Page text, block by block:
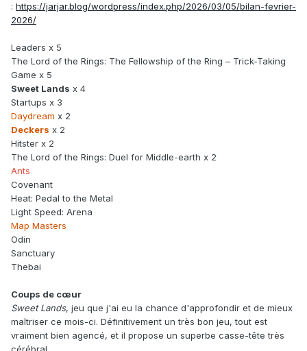
: https://jarjar.blog/wordpress/index.php/2026/03/05/bilan-fevrier-
2026/
Leaders x 5
The Lord of the Rings: The Fellowship of the Ring – Trick-Taking
Game x 5
Sweet Lands x 4
Startups x 3
Daydream x 2
Deckers x 2
Hitster x 2
The Lord of the Rings: Duel for Middle-earth x 2
Ants
Covenant
Heat: Pedal to the Metal
Light Speed: Arena
Map Masters
Odin
Sanctuary
Thebai
Coups de cœur
Sweet Lands, jeu que j'ai eu la chance d'approfondir et de mieux
maîtriser ce mois-ci. Définitivement un très bon jeu, tout est
vraiment bien agencé, et il propose un superbe casse-tête très